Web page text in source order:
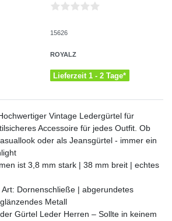
15626
ROYALZ
Lieferzeit 1 - 2 Tage*
Vintage Ledergürtel für
Accessoire für jedes Outfit. Ob
oder als Jeansgürtel - immer ein
ist 3,8 mm stark | 38 mm breit | echtes
Dornenschließe | abgerundetes
Metall
Gürtel Leder Herren – Sollte in keinem